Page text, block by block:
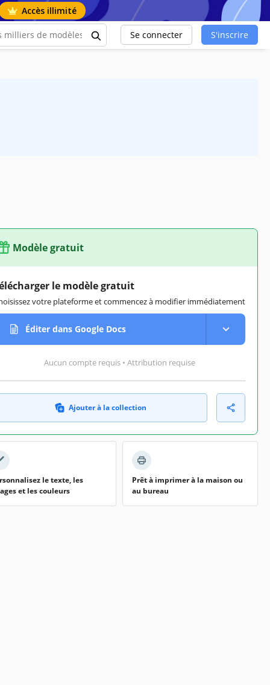
Accès illimité
Se connecter S'inscrire
Modèle gratuit
le modèle gratuit
votre plateforme et commencez à modifier immédiatement
Éditer dans Google Docs
Aucun compte requis • Attribution requise
Ajouter à la collection
le texte, les
et les couleurs
Prêt à imprimer à la maison ou
au bureau